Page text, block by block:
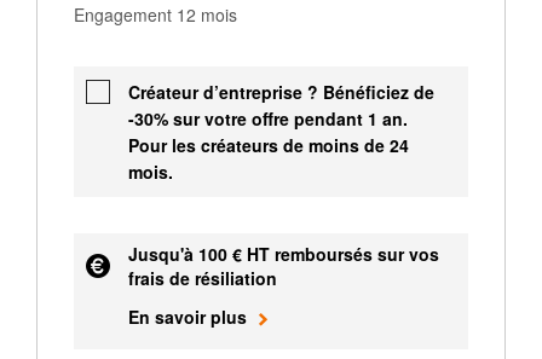
Engagement 12 mois
Créateur d’entreprise ? Bénéficiez de
-30% sur votre offre pendant 1 an.
Pour les créateurs de moins de 24
mois.
Jusqu'à 100 € HT remboursés sur vos
frais de résiliation
En savoir plus